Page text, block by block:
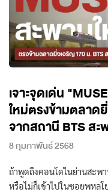
เจาะจุดเด่น
ใหม่ตรงข้ามตลาด
จากสถานี BTS สะ
8 กุมภาพันธ์ 2568
ถ้าพูดถึงคอนโดในย่านสะพ
หรือไม่ก็เข้าไปในซอยพหลโ